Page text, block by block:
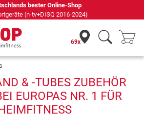
bester Online-Shop
(n-tv+DISQ 2016-2024)
69x
& -TUBES ZUBEHÖR
EUROPAS NR. 1 FÜR